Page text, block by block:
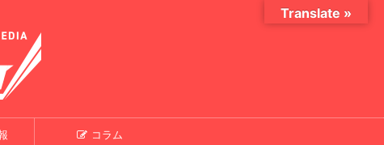
コラム
Translate »